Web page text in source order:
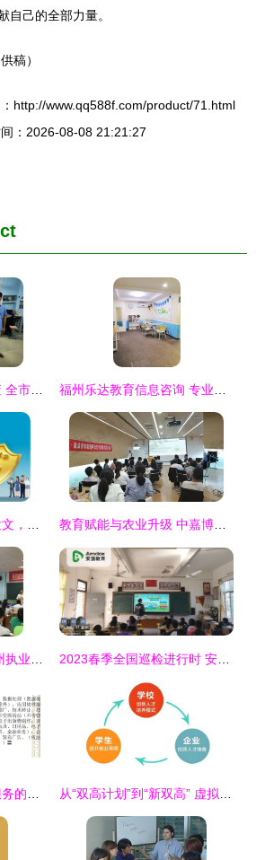
自己的全部力量。
稿）
http://www.qq588f.com/product/71.html
：2026-08-08 21:21:27